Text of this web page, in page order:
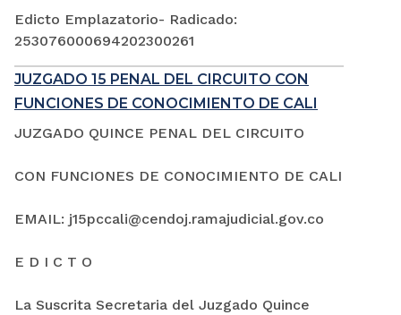
Edicto Emplazatorio- Radicado:
253076000694202300261
JUZGADO 15 PENAL DEL CIRCUITO CON
FUNCIONES DE CONOCIMIENTO DE CALI
JUZGADO QUINCE PENAL DEL CIRCUITO
CON FUNCIONES DE CONOCIMIENTO DE CALI
EMAIL: j15pccali@cendoj.ramajudicial.gov.co
E D I C T O
La Suscrita Secretaria del Juzgado Quince